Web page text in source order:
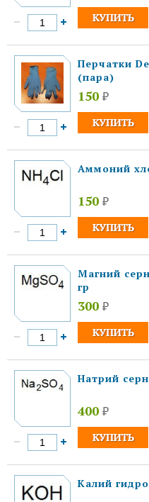
Перчатки
(пара)
150 ₽
Аммоний
150 ₽
Магний
гр
300 ₽
Натрий
400 ₽
Калий